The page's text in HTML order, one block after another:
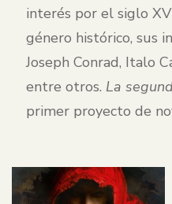
interés por el siglo
género histórico, sus
Joseph Conrad, Italo
entre otros. La
primer proyecto de